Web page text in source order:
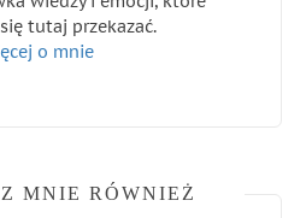
tutaj przekazać.
o mnie
MNIE RÓWNIEŻ